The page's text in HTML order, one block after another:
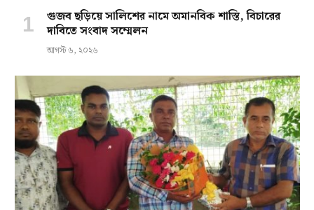
গুজব ছড়িয়ে সালিশের নামে অমানবিক শাস্তি, বিচারের
দাবিতে সংবাদ সম্মেলন
আগস্ট ৬, ২০২৬